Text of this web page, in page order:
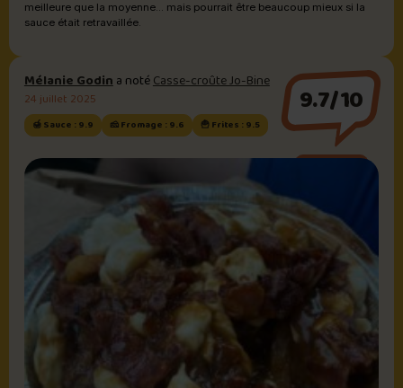
meilleure que la moyenne... mais pourrait être beaucoup mieux si la
sauce était retravaillée.
Mélanie Godina notéCasse-croûte Jo-Bine
24 juillet 2025
🍯 Sauce : 9.9 🧀 Fromage : 9.6 🍟 Frites : 9.5
9.7/10